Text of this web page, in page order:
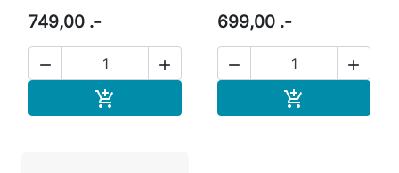
749,00 .-
 

699,00 .-
 
